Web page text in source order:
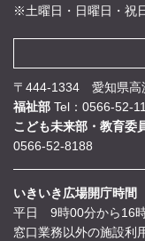
※土曜日・日曜日・祝
〒444-1334 愛知県高
福祉部 Tel：0566-52-
こども未来部・教育委
0566-52-8188
いきいき広場開庁時間
平日 9時00分から16
窓口業務以外の施設